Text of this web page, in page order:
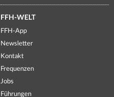
FFH-WELT
FFH-App
Newsletter
Kontakt
Frequenzen
Jobs
Führungen